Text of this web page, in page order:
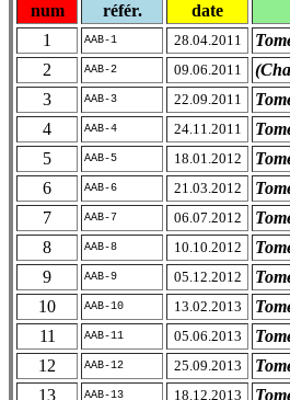
num référ. date
1
AAB-1 28.04.2011
2
AAB-2 09.06.2011
3
AAB-3 22.09.2011
4
AAB-4 24.11.2011
5
AAB-5 18.01.2012
6
AAB-6 21.03.2012
7
AAB-7 06.07.2012
8
AAB-8 10.10.2012
9
AAB-9 05.12.2012
10
AAB-10 13.02.2013
11
AAB-11 05.06.2013
12
AAB-12 25.09.2013
13
AAB-13 18.12.2013